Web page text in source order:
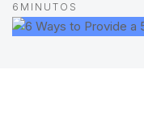
6 MINUTOS